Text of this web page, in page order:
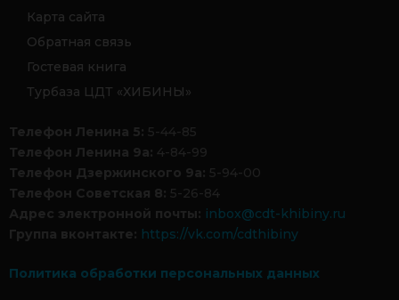
Карта сайта
Обратная связь
Гостевая книга
Турбаза ЦДТ «ХИБИНЫ»
Телефон Ленина 5: 5-44-85
Телефон Ленина 9а: 4-84-99
Телефон Дзержинского 9а: 5-94-00
Телефон Советская 8: 5-26-84
Адрес электронной почты: inbox@cdt-khibiny.ru
Группа вконтакте: https://vk.com/cdthibiny
Политика обработки персональных данных